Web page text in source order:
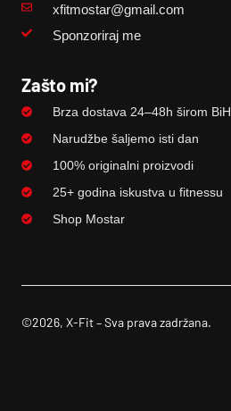
xfitmostar@gmail.com
Sponzoriraj me
Zašto mi?
Brza dostava 24–48h širom BiH
Narudžbe šaljemo isti dan
100% originalni proizvodi
25+ godina iskustva u fitnessu
Shop Mostar
©2026, X-Fit – Sva prava zadržana.